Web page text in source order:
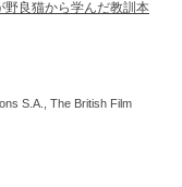
良猫から学んだ教訓本
S.A., The British Film